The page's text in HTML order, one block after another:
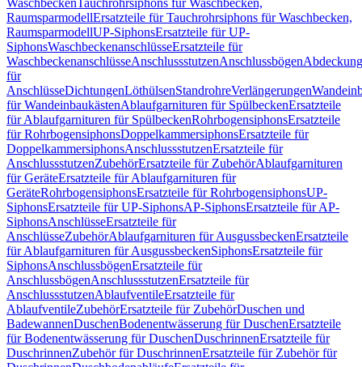
WaschbeckenTauchrohrsiphons für Waschbecken,
RaumsparmodellErsatzteile für Tauchrohrsiphons für Waschbecken,
RaumsparmodellUP-SiphonsErsatzteile für UP-
SiphonsWaschbeckenanschlüsseErsatzteile für
WaschbeckenanschlüsseAnschlussstutzenAnschlussbögen
für
AnschlüsseDichtungenLöthülsenStandrohreVerlängerungen
für WandeinbaukästenAblaufgarnituren für SpülbeckenErsatzteile
für Ablaufgarnituren für SpülbeckenRohrbogensiphonsErsatzteile
für RohrbogensiphonsDoppelkammersiphonsErsatzteile für
DoppelkammersiphonsAnschlussstutzenErsatzteile für
AnschlussstutzenZubehörErsatzteile für ZubehörAblaufgarnituren
für GeräteErsatzteile für Ablaufgarnituren für
GeräteRohrbogensiphonsErsatzteile für RohrbogensiphonsUP-
SiphonsErsatzteile für UP-SiphonsAP-SiphonsErsatzteile für AP-
SiphonsAnschlüsseErsatzteile für
AnschlüsseZubehörAblaufgarnituren für AusgussbeckenErsatzteile
für Ablaufgarnituren für AusgussbeckenSiphonsErsatzteile für
SiphonsAnschlussbögenErsatzteile für
AnschlussbögenAnschlussstutzenErsatzteile für
AnschlussstutzenAblaufventileErsatzteile für
AblaufventileZubehörErsatzteile für ZubehörDuschen und
BadewannenDuschenBodenentwässerung für DuschenErsatzteile
für Bodenentwässerung für DuschenDuschrinnenErsatzteile für
DuschrinnenZubehör für DuschrinnenErsatzteile für Zubehör für